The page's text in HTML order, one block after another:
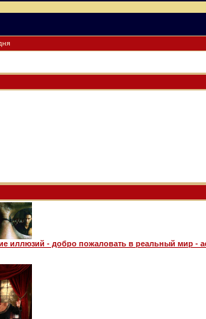
иллюзий - добро пожаловать в реальный мир -